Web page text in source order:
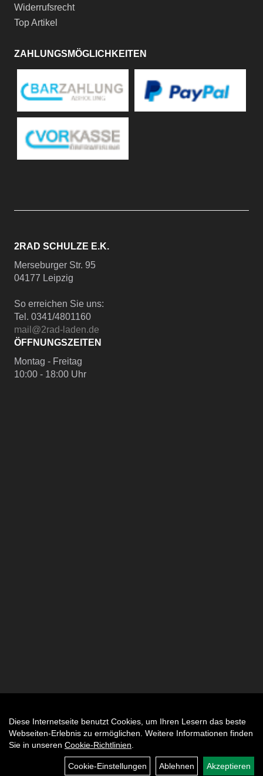
Widerrufsrecht
Top Artikel
ZAHLUNGSMÖGLICHKEITEN
2RAD SCHULZE E.K.
Merseburger Str. 95
04177 Leipzig
So erreichen Sie uns:
Tel. 0341/4801160
mail@2rad-laden.de
ÖFFNUNGSZEITEN
Montag - Freitag
10:00 - 18:00 Uhr
Diese Internetseite benutzt Cookies, um Ihren Lesern das beste
Webseiten-Erlebnis zu ermöglichen. Weitere Informationen finden
Sie in unseren Cookie-Richtlinien
Cookie-Einstellungen Ablehnen Akzeptieren
Auftrag widerrufen